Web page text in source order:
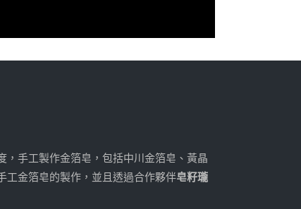
，手工製作金箔皂，包括中川金箔皂、黃晶
工金箔皂的製作，並且透過合作夥伴皂籽瓏